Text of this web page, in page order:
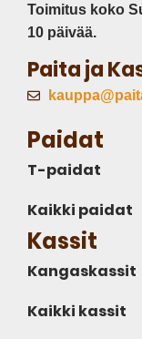
Toimitus koko
10 päivää.
Paita ja
Paidat
T-paidat
Kaikki paidat
Kassit
Kangaskassit
Kaikki kassit